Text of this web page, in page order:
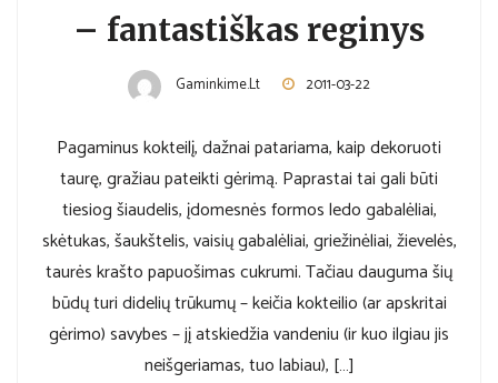
– fantastiškas reginys
Gaminkime.lt 2011-03-22
Pagaminus kokteilį, dažnai patariama, kaip dekoruoti
taurę, gražiau pateikti gėrimą. Paprastai tai gali būti
tiesiog šiaudelis, įdomesnės formos ledo gabalėliai,
skėtukas, šaukštelis, vaisių gabalėliai, griežinėliai, žievelės,
taurės krašto papuošimas cukrumi. Tačiau dauguma šių
būdų turi didelių trūkumų – keičia kokteilio (ar apskritai
gėrimo) savybes – jį atskiedžia vandeniu (ir kuo ilgiau jis
neišgeriamas, tuo labiau), […]